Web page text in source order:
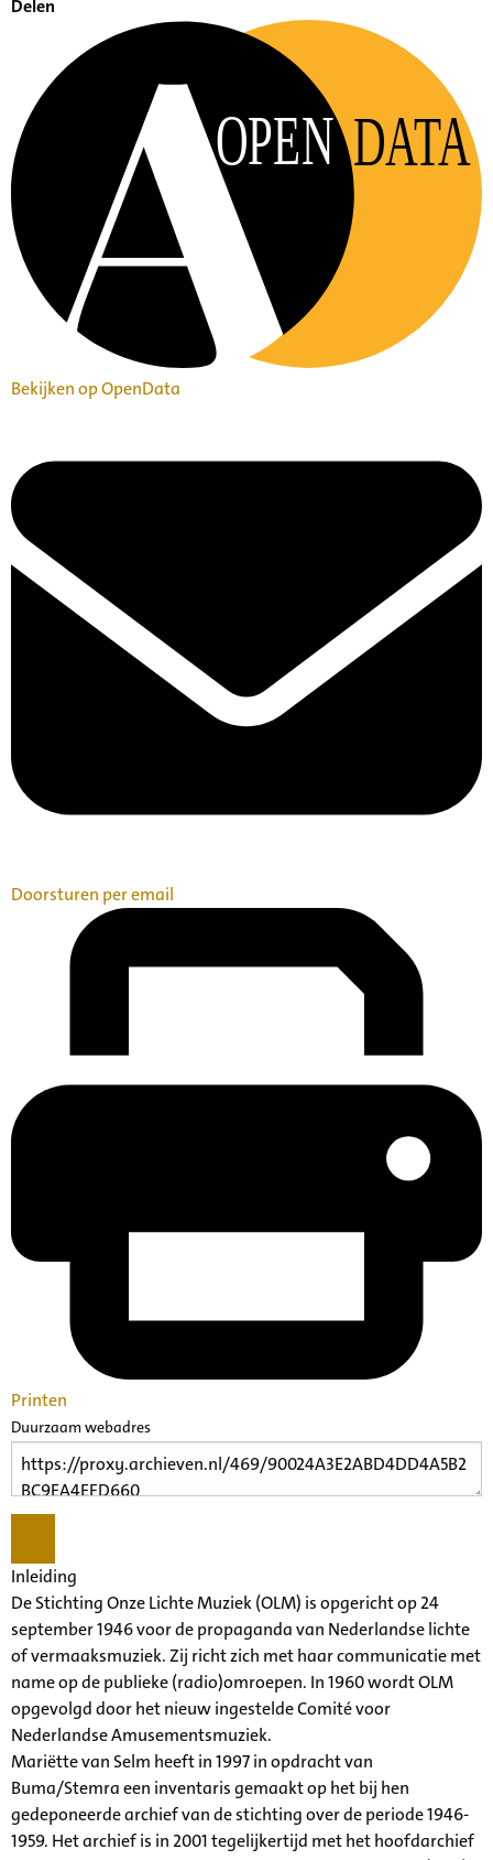
Delen
OPEN DATA
Bekijken op OpenData
Doorsturen per email
Printen
Duurzaam webadres
Inleiding
De Stichting Onze Lichte Muziek (OLM) is opgericht op 24
september 1946 voor de propaganda van Nederlandse lichte
of vermaaksmuziek. Zij richt zich met haar communicatie met
name op de publieke (radio)omroepen. In 1960 wordt OLM
opgevolgd door het nieuw ingestelde Comité voor
Nederlandse Amusementsmuziek.
Mariëtte van Selm heeft in 1997 in opdracht van
Buma/Stemra een inventaris gemaakt op het bij hen
gedeponeerde archief van de stichting over de periode 1946-
1959. Het archief is in 2001 tegelijkertijd met het hoofdarchief